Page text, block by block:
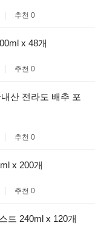
추천 0
x 48개
추천 0
산 전라도 배추 포
추천 0
x 200개
추천 0
트 240ml x 120개